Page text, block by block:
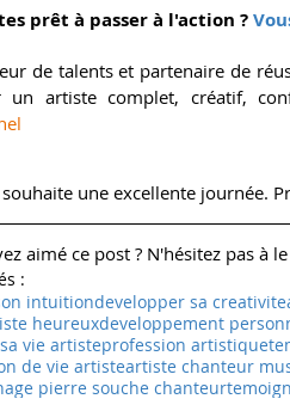
prêt à passer à l'action ?
de talents et partenaire de
un artiste complet, créatif,
souhaite une excellente journée.
aimé ce post ? N'hésitez pas à
:
intuitiondevelopper sa creativite
heureuxdeveloppement
vie artisteprofession artistique
de vie artisteartiste chanteur
pierre souche chanteur